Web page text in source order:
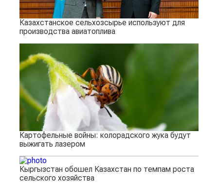
Казахстанское сельхозсырье используют для
производства авиатоплива
Картофельные войны: колорадского жука будут
выжигать лазером
Кыргызстан обошел Казахстан по темпам роста
сельского хозяйства